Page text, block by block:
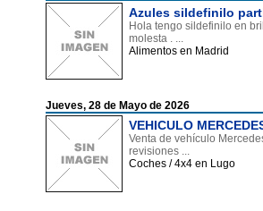
Azules sildefinilo
Hola tengo sildefinilo en
molesta . ...
Alimentos en Madrid
Jueves, 28 de Mayo de 2026
VEHICULO
Venta de vehículo
revisiones ...
Coches / 4x4 en Lugo